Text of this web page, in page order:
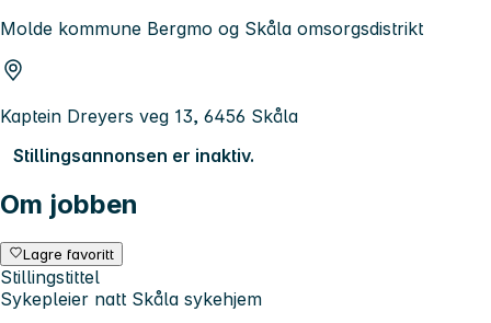
Molde kommune Bergmo og Skåla omsorgsdistrikt
Kaptein Dreyers veg 13, 6456 Skåla
Stillingsannonsen er inaktiv.
Om jobben
Lagre favoritt
Stillingstittel
Sykepleier natt Skåla sykehjem